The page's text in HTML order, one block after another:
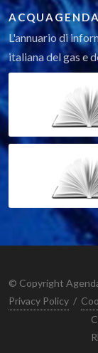
L'annuario di
italiana del gas e
© Copyright
Privacy Policy /